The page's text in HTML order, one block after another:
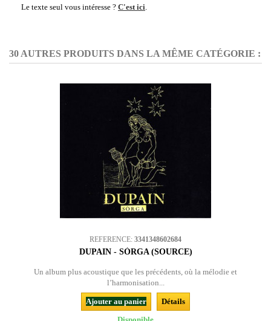
Le texte seul vous intéresse ? C'est ici.
30 AUTRES PRODUITS DANS LA MÊME CATÉGORIE :
REFERENCE: 3341348602684
DUPAIN - SÒRGA (SOURCE)
Un album plus acoustique que les précédents, où la mélodie et
l’harmonisation...
Ajouter au panier
Détails